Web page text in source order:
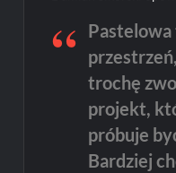
Pastelowa
trochę
projekt,
próbuje
Bardziej